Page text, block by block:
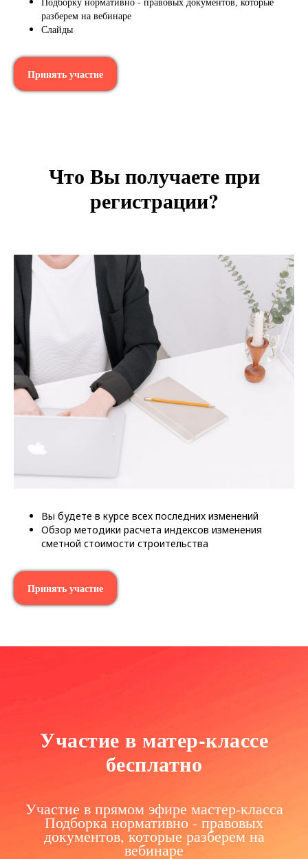
разберем на вебинаре
Слайды
Принять участие
Что Вы получаете при
регистрации?
Вы будете в курсе всех последних изменений
Обзор методики расчета индексов изменения
сметной стоимости строительства
Принять участие
Участие в матер-классе
бесплатно
Участие в прямом эфире мастер-класса
Подборка нормативно - правовых
документов, которые разберем на
вебинаре